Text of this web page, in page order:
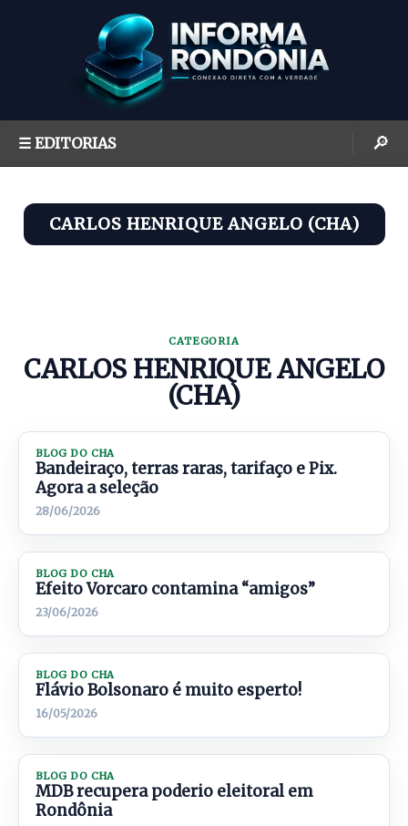
☰ EDITORIAS 🔎
CARLOS HENRIQUE ANGELO (CHA)
CATEGORIA
CARLOS HENRIQUE ANGELO
(CHA)
BLOG DO CHA
Bandeiraço, terras raras, tarifaço e Pix.
Agora a seleção
28/06/2026
BLOG DO CHA
Efeito Vorcaro contamina “amigos”
23/06/2026
BLOG DO CHA
Flávio Bolsonaro é muito esperto!
16/05/2026
BLOG DO CHA
MDB recupera poderio eleitoral em
Rondônia